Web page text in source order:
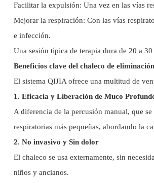
Facilitar la expulsión: Una vez en las vías
Mejorar la respiración: Con las vías
e infección.
Una sesión típica de terapia dura de 20 a
Beneficios clave del chaleco de
El sistema QIJIA ofrece una multitud de
1. Eficacia y Liberación de Muco
A diferencia de la percusión manual, que
respiratorias más pequeñas, abordando la
2. No invasivo y Sin dolor
El chaleco se usa externamente, sin
niños y ancianos.